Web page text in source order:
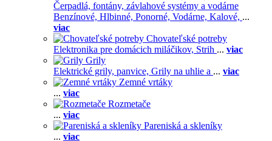
Čerpadlá, fontány, závlahové systémy a vodárne
Benzínové, Hlbinné, Ponorné, Vodárne, Kalové, ...
viac
Chovateľské potreby
Elektronika pre domácich miláčikov, Strih ... viac
Grily
Elektrické grily, panvice, Grily na uhlie a ... viac
Zemné vrtáky
... viac
Rozmetače
... viac
Pareniská a skleníky
... viac